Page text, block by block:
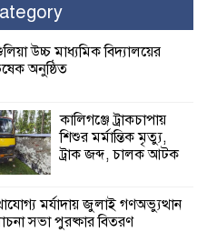
নুর
দোষ দিচ্ছেন, আপনারা
নিখোঁজ জেলের মরদেহ অবশেষে
নদীতে
শ্রীউলা ইউনিয়ন
উচ্চ মাধ্যমিক বিদ্যালয়ের
অনুষ্ঠিত
কালিগঞ্জে ট্রাকচাপায়
শিশুর মর্মান্তিক মৃত্যু,
ট্রাক জব্দ, চালক আটক
মর্যাদায় জুলাই গণঅভ্যুত্থান
সভা পুরষ্কার বিতরণ